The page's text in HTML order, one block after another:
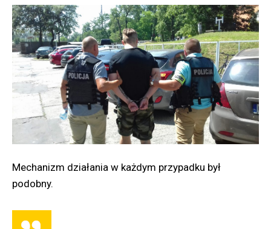
Mechanizm działania w każdym przypadku był
podobny.